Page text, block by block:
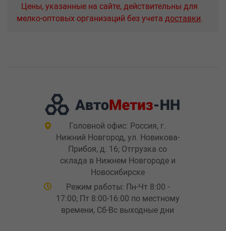
Цены, указанные на сайте, действительны для
мелко-оптовых организаций без учета доставки.
Головной офис: Россия, г.
Нижний Новгород, ул. Новикова-
Прибоя, д. 16; Отгрузка со
склада в Нижнем Новгороде и
Новосибирске
Режим работы: Пн-Чт 8:00 -
17:00; Пт 8:00-16:00 по местному
времени, Сб-Вс выходные дни